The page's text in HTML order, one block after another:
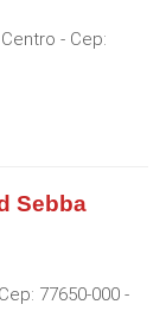
- Cep:
Sebba
77650-000 -